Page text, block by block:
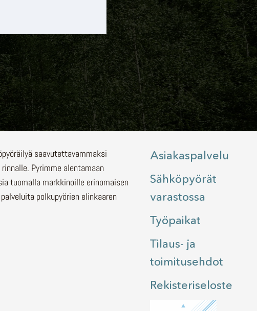
saavutettavammaksi
Pyrimme alentamaan
tuomalla markkinoille erinomaisen
polkupyörien elinkaaren
Asiakaspalvelu
Sähköpyörät
varastossa
Työpaikat
Tilaus- ja
toimitusehdot
Rekisteriseloste